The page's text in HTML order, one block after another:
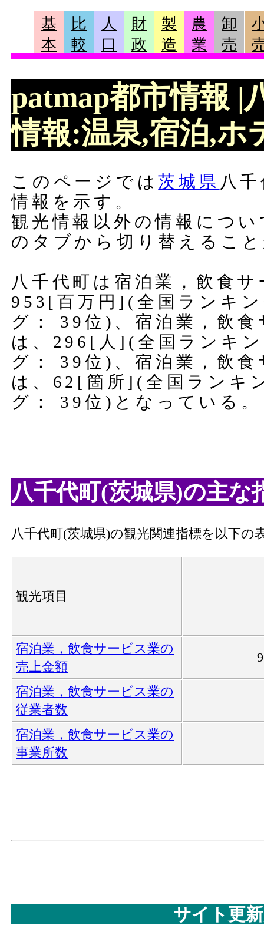
基
本
比
較
人
口
財
政
製
造
農
業
卸
売
patmap都市情報 |
情報:温泉,宿泊,ホ
このページでは茨城県 八
情報を示す。
観光情報以外の情報につ
のタブから切り替えるこ
八千代町は宿泊業，飲食
953[百万円](全国ランキ
グ： 39位)、宿泊業，飲
は、296[人](全国ランキ
グ： 39位)、宿泊業，飲
は、62[箇所](全国ランキ
グ： 39位)となっている。
八千代町(茨城県)の主な
八千代町(茨城県)の観光関連指標を以下の
観光項目
宿泊業，飲食サービス業の
売上金額
宿泊業，飲食サービス業の
従業者数
宿泊業，飲食サービス業の
事業所数
サイト更